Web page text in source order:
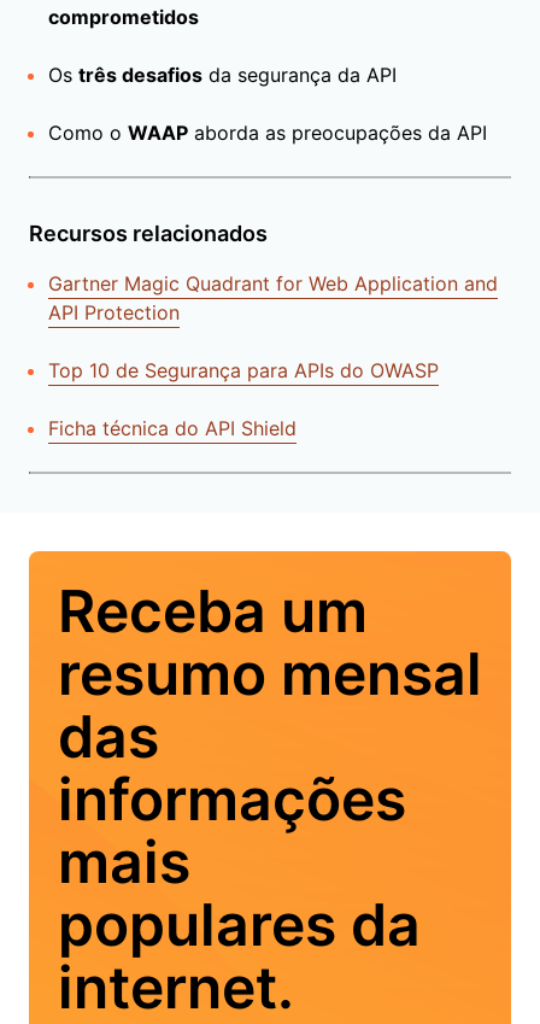
comprometidos
Os três desafios da segurança da API
Como o WAAP aborda as preocupações da API
Recursos relacionados
Gartner Magic Quadrant for Web Application and
API Protection
Top 10 de Segurança para APIs do OWASP
Ficha técnica do API Shield
Receba um
resumo mensal
das
informações
mais
populares da
internet.